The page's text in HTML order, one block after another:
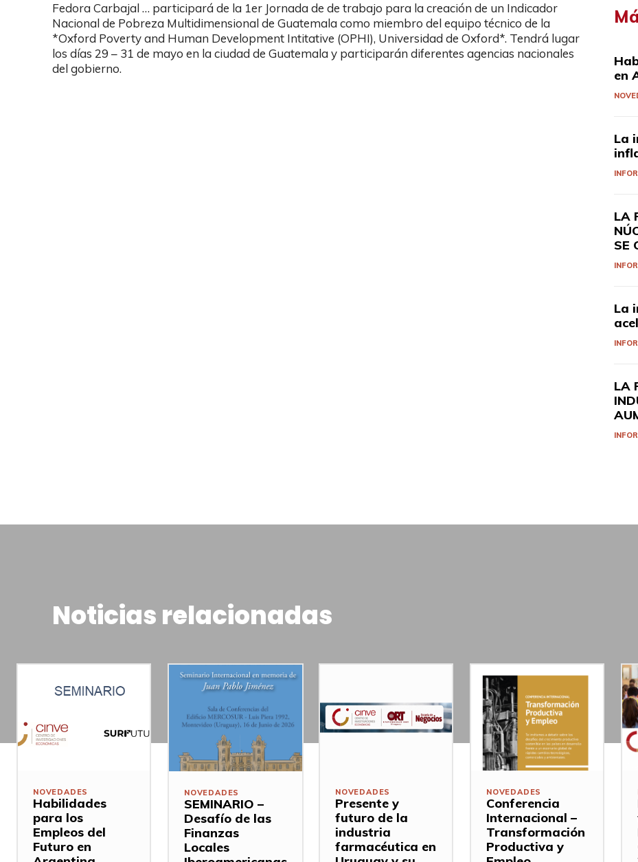
Fedora Carbajal … participará de la 1er Jornada de de trabajo para la creación de un Indicador
Nacional de Pobreza Multidimensional de Guatemala como miembro del equipo técnico de la
*Oxford Poverty and Human Development Intitative (OPHI), Universidad de Oxford*. Tendrá lugar
los días 29 – 31 de mayo en la ciudad de Guatemala y participarán diferentes agencias nacionales
del gobierno.
en
La
LA
SE
La
LA
Noticias relacionadas
NOVEDADES
Habilidades
para los
Empleos del
Futuro en
NOVEDADES
SEMINARIO –
Desafío de las
Finanzas
Locales
NOVEDADES
Presente y
futuro de la
industria
farmacéutica en
NOVEDADES
Conferencia
Internacional –
Transformación
Productiva y